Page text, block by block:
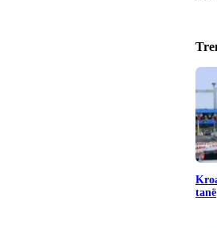
tanë